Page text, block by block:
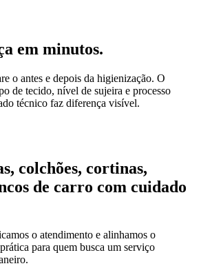
em minutos.
o antes e depois da higienização. O
de tecido, nível de sujeira e processo
técnico faz diferença visível.
colchões, cortinas,
de carro com cuidado
o atendimento e alinhamos o
para quem busca um serviço